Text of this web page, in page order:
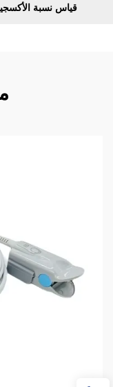
قياس نسبة